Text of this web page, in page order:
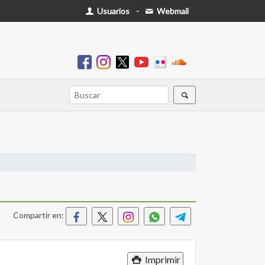
Usuarios - Webmail
Compartir en:
Imprimir